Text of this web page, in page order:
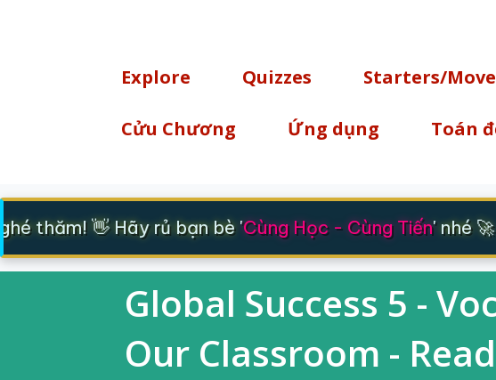
Explore
Quizzes Starters/
Cửu Chương Ứng dụng Toán
thăm! 👋 Hãy rủ bạn bè 'Cùng Học - Cùng Tiến' nhé 🚀
Global Success 5 -
Our Classroom -